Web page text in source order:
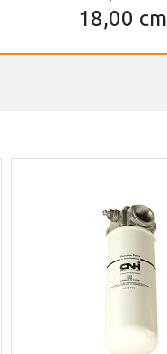
18,00 cm